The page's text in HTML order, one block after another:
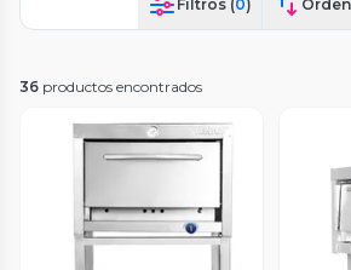
Filtros (0)
36 productos encontrados